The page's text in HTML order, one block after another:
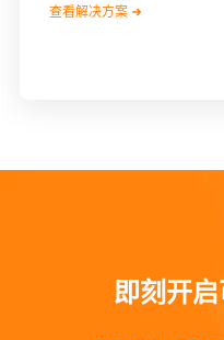
查看解决方案
即刻开